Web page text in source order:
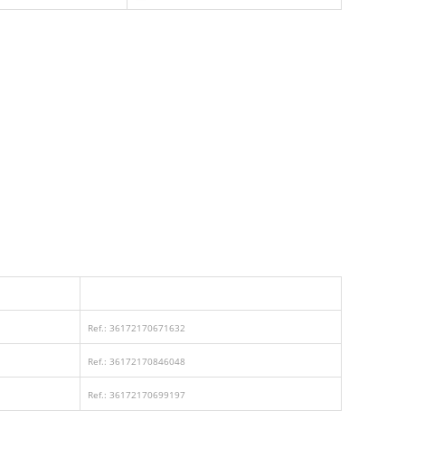
Ref.: 36172170671632
Ref.: 36172170846048
Ref.: 36172170699197